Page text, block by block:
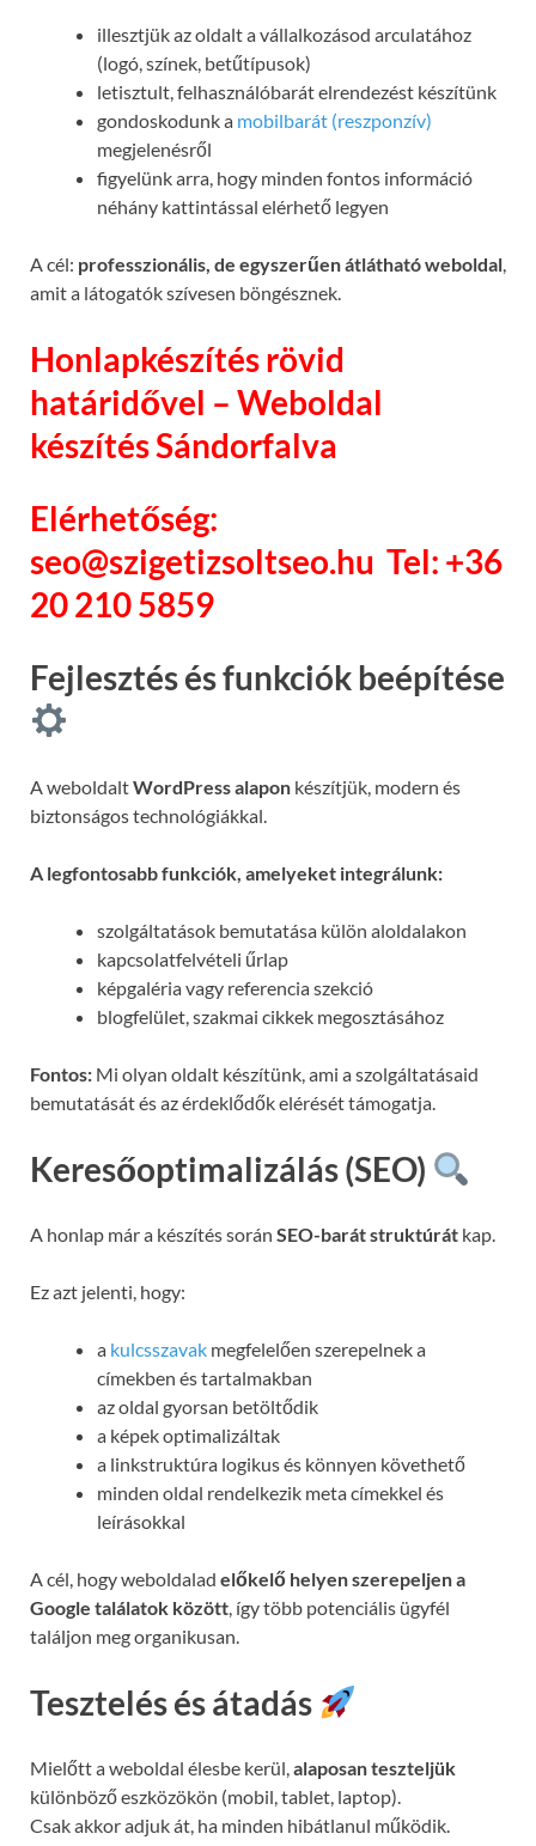
illesztjük az oldalt a vállalkozásod arculatához
(logó, színek, betűtípusok)
letisztult, felhasználóbarát elrendezést készítünk
gondoskodunk a mobilbarát (reszponzív)
megjelenésről
figyelünk arra, hogy minden fontos információ
néhány kattintással elérhető legyen
A cél: professzionális, de egyszerűen átlátható weboldal,
amit a látogatók szívesen böngésznek.
Honlapkészítés rövid
határidővel – Weboldal
készítés Sándorfalva
Elérhetőség:
seo@szigetizsoltseo.hu Tel: +36
20 210 5859
Fejlesztés és funkciók beépítése
A weboldaltWordPress alapon készítjük, modern és
biztonságos technológiákkal.
A legfontosabb funkciók, amelyeket integrálunk:
szolgáltatások bemutatása külön aloldalakon
kapcsolatfelvételi űrlap
képgaléria vagy referencia szekció
blogfelület, szakmai cikkek megosztásához
Fontos: Mi olyan oldalt készítünk, ami a szolgáltatásaid
bemutatását és az érdeklődők elérését támogatja.
Keresőoptimalizálás (SEO)
A honlap már a készítés során SEO-barát struktúrát kap.
Ez azt jelenti, hogy:
a kulcsszavak megfelelően szerepelnek a
címekben és tartalmakban
az oldal gyorsan betöltődik
a képek optimalizáltak
a linkstruktúra logikus és könnyen követhető
minden oldal rendelkezik meta címekkel és
leírásokkal
A cél, hogy weboldalad előkelő helyen szerepeljen a
Google találatok között, így több potenciális ügyfél
találjon meg organikusan.
Tesztelés és átadás
Mielőtt a weboldal élesbe kerül,alaposan teszteljük
különböző eszközökön (mobil, tablet, laptop).
Csak akkor adjuk át, ha minden hibátlanul működik.